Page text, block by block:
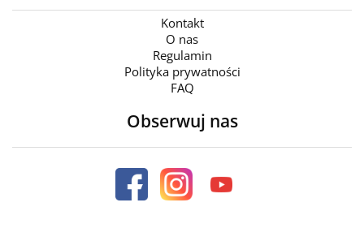
Kontakt
O nas
Regulamin
Polityka prywatności
FAQ
Obserwuj nas